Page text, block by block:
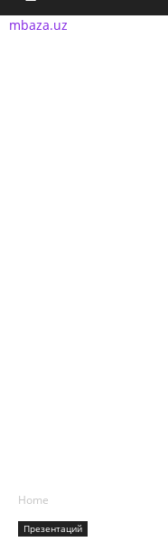
mbaza.uz
Home
Презентаций